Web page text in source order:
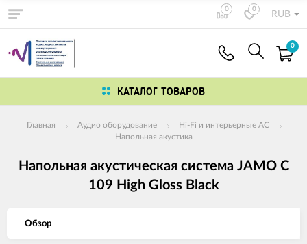
0 0
RUB
0
КАТАЛОГ ТОВАРОВ
Главная Аудио оборудование
Hi-Fi и интерьерные АС
Напольная акустика
Напольная акустическая система JAMO C
109 High Gloss Black
Обзор